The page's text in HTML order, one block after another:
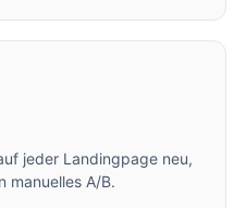
jeder Landingpage neu,
manuelles A/B.